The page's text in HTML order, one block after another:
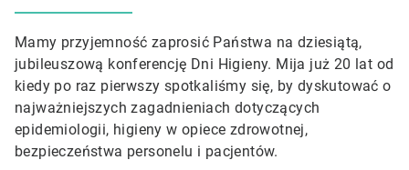
Mamy przyjemność zaprosić Państwa na dziesiątą,
jubileuszową konferencję Dni Higieny. Mija już 20 lat od
kiedy po raz pierwszy spotkaliśmy się, by dyskutować o
najważniejszych zagadnieniach dotyczących
epidemiologii, higieny w opiece zdrowotnej,
bezpieczeństwa personelu i pacjentów.